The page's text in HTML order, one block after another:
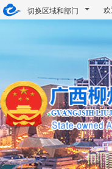
切换区域和部门